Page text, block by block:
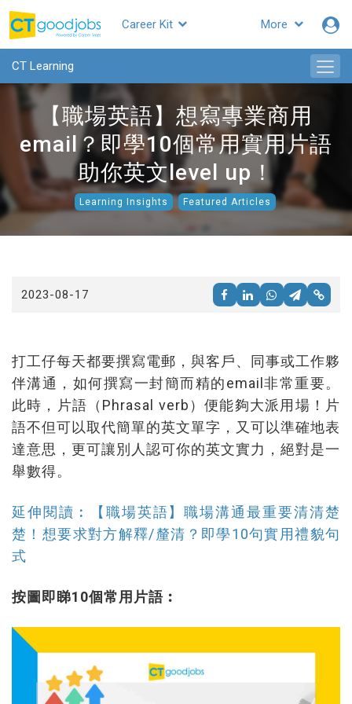
More
CTgoodjobs
Career Kit
CT Learning
【職場英語】想寫專業商用
email？即學10個常用實用片語
助你英文level up！
Learning Insights Featured Articles
2023-08-17
打工仔每天都要撰寫電郵，與客戶、同事或工作夥
伴溝通，如何撰寫一封簡而精的email非常重要。
此時，片語（Phrasal verb）便能夠大派用場！片
語不但可以取代簡單的英文單字，又可以準確地表
達意思，更可讓別人認可你的英文實力，絕對是一
舉數得。
延伸閱讀︰【職場英語】職場溝通最重要清清楚
楚！想要求對方解釋/釐清？即學10句實用禮貌句
式
按圖即睇10個常用片語︰